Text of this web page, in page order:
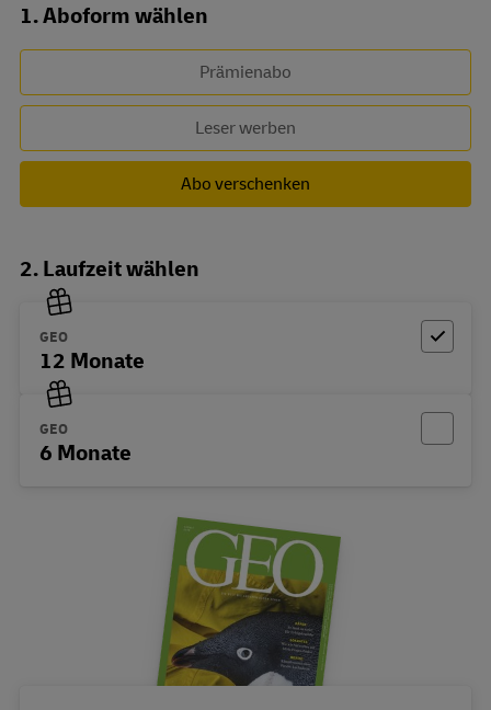
Abo zusammenstellen
1. Aboform wählen
Prämienabo
Leser werben
Abo verschenken
2. Laufzeit wählen
GEO
12 Monate
GEO
6 Monate